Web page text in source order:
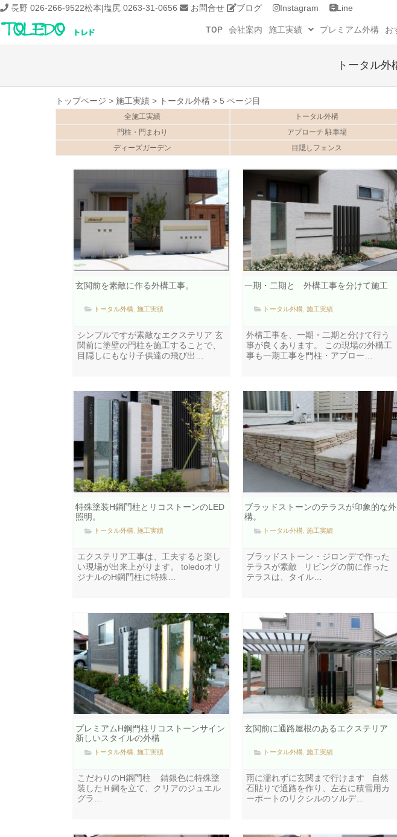
長野 026-266-9522松本|塩尻 0263-31-0656 お問合せ ブログ Instagram Line
TOP
会社案内 施工実績 プレミアム外構 お
トータル
トップページ > 施工実績 > トータル外構 > 5 ページ目
全施工実績 トータル外構
門柱・門まわり
アプローチ 駐車場
ディーズガーデン
目隠しフェンス
玄関前を素敵に作る外構工事。
トータル外構,施工実績
シンプルですが素敵なエクステリア 玄
関前に塗壁の門柱を施工することで、
目隠しにもなり子供達の飛び出…
一期・二期と 外構工事を分けて施工
トータル外構, 施工実績
外構工事を、一期・二期と分けて行う
事が良くあります。 この現場の外構工
事も一期工事を門柱・アプロー…
特殊塗装H鋼門柱とリコストーンのLED
照明。
トータル外構,施工実績
エクステリア工事は、工夫すると楽し
い現場が出来上がります。 toledoオリ
ジナルのH鋼門柱に特殊…
ブラッドストーンのテラスが印象的な外
構。
トータル外構, 施工実績
ブラッドストーン・ジロンデで作った
テラスが素敵 リビングの前に作った
テラスは、タイル…
プレミアムH鋼門柱リコストーンサイン
新しいスタイルの外構
トータル外構,施工実績
こだわりのH鋼門柱 錆銀色に特殊塗
装したＨ鋼を立て、クリアのジュエル
グラ…
玄関前に通路屋根のあるエクステリア
トータル外構, 施工実績
雨に濡れずに玄関まで行けます 自然
石貼りで通路を作り、左右に積雪用カ
ーポートのリクシルのソルデ…